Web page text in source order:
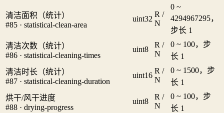
清洁面积（统计）
#85 · statistical-clean-area
uint32
R /
N
0 ~
4294967295，
步长 1
清洁次数（统计）
#86 · statistical-cleaning-times
uint8
R /
N
0 ~ 100，步
长 1
清洁时长（统计）
#87 · statistical-cleaning-duration
uint16
R /
N
0 ~ 1500，步
长 1
烘干/风干进度
#88 · drying-progress
uint8
R /
N
0 ~ 100，步
长 1